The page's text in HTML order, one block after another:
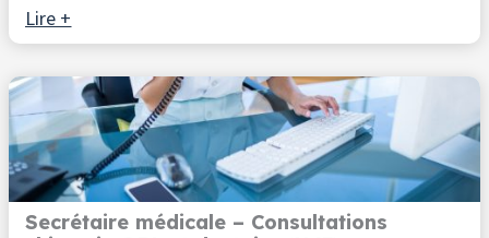
Lire +
Secrétaire médicale – Consultations